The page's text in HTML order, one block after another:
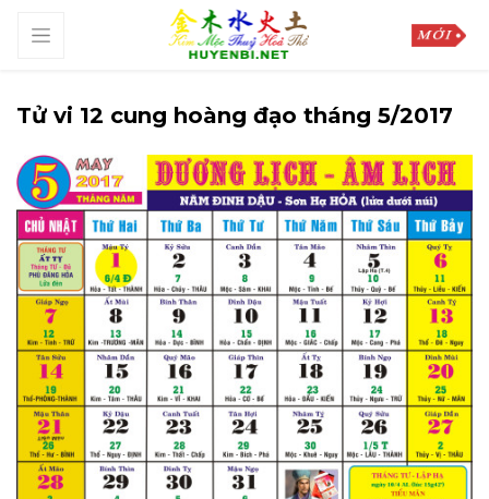
Tử vi 12 cung hoàng đạo tháng 5/2017